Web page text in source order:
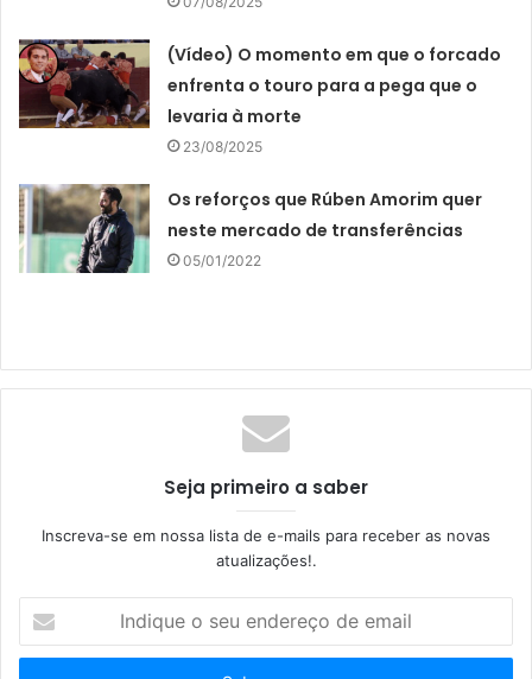
(Vídeo) O momento em que o forcado
enfrenta o touro para a pega que o
levaria à morte
23/08/2025
Os reforços que Rúben Amorim quer
neste mercado de transferências
05/01/2022
Seja primeiro a saber
Inscreva-se em nossa lista de e-mails para receber as novas
atualizações!.
d